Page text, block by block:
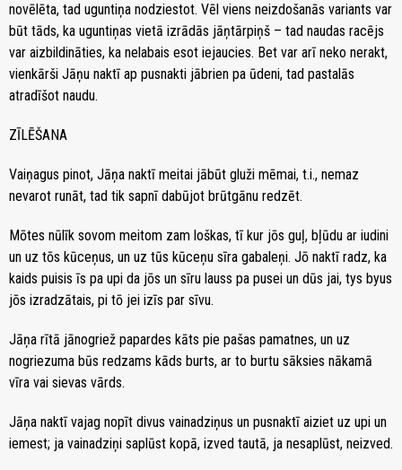
novēlēta, tad uguntiņa nodziestot. Vēl viens neizdošanās variants var
būt tāds, ka uguntiņas vietā izrādās jāņtārpiņš – tad naudas racējs
var aizbildināties, ka nelabais esot iejaucies. Bet var arī neko nerakt,
vienkārši Jāņu naktī ap pusnakti jābrien pa ūdeni, tad pastalās
atradīšot naudu.
ZĪLĒŠANA
Vaiņagus pinot, Jāņa naktī meitai jābūt gluži mēmai, t.i., nemaz
nevarot runāt, tad tik sapnī dabūjot brūtgānu redzēt.
Mōtes nūlīk sovom meitom zam loškas, tī kur jōs guļ, bļūdu ar iudini
un uz tōs kūceņus, un uz tūs kūceņu sīra gabaleņi. Jō naktī radz, ka
kaids puisis īs pa upi da jōs un sīru lauss pa pusei un dūs jai, tys byus
jōs izradzātais, pi tō jei izīs par sīvu.
Jāņa rītā jānogriež papardes kāts pie pašas pamatnes, un uz
nogriezuma būs redzams kāds burts, ar to burtu sāksies nākamā
vīra vai sievas vārds.
Jāņa naktī vajag nopīt divus vainadziņus un pusnaktī aiziet uz upi un
iemest; ja vainadziņi saplūst kopā, izved tautā, ja nesaplūst, neizved.